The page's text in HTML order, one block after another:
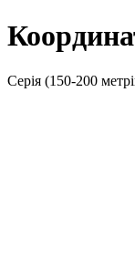
Серія (150-200